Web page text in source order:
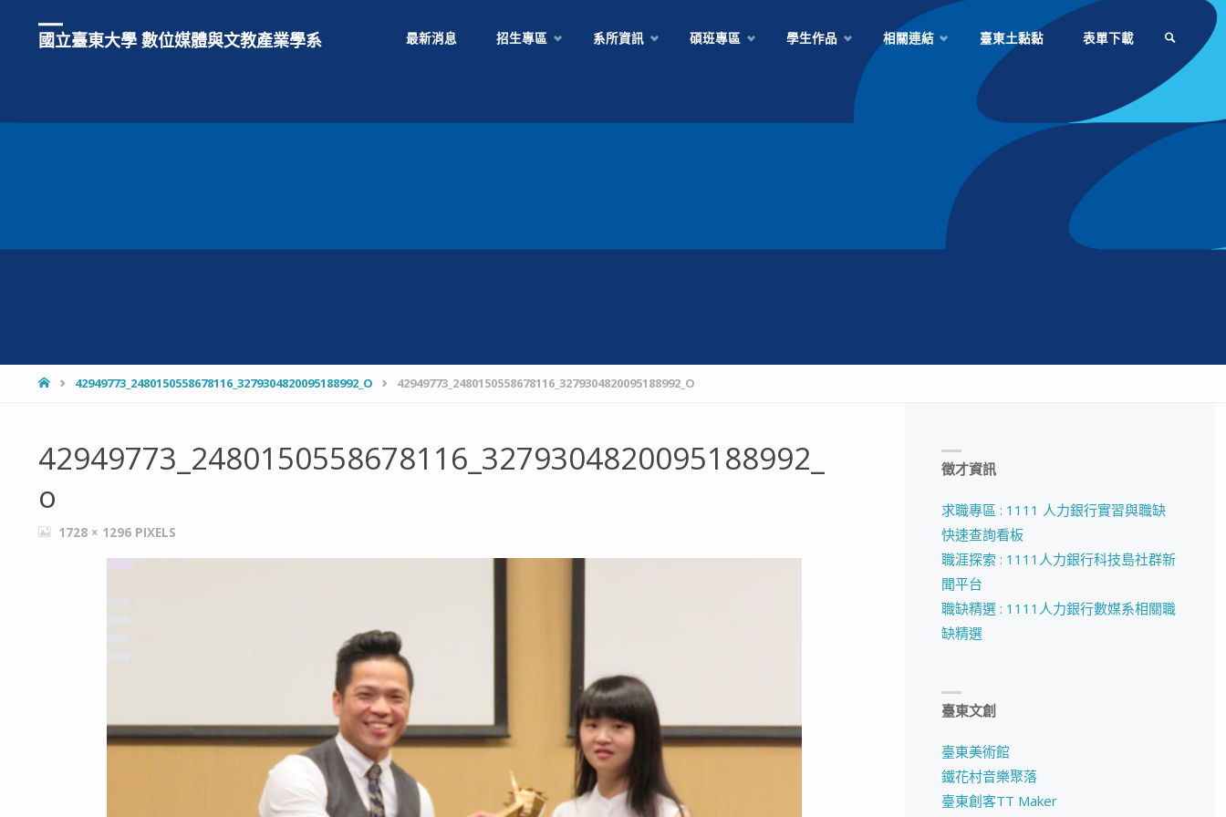
國立臺東大學 數位媒體與文教產業學系 最新消息 招生專區 系所資訊 碩班專區 學生作品 相關連結 臺東土黏黏 表單下載
HOME42949773_2480150558678116_3279304820095188992_O 42949773_2480150558678116_3279304820095188992_O
42949773_2480150558678116_3279304820095188992_
o
FULL1728 × 1296 PIXELS
徵才資訊
求職專區 : 1111 人力銀行實習與職缺
快速查詢看板
職涯探索 : 1111人力銀行科技島社群新
聞平台
職缺精選 : 1111人力銀行數媒系相關職
缺精選
臺東文創
臺東美術館
鐵花村音樂聚落
臺東創客TT Maker